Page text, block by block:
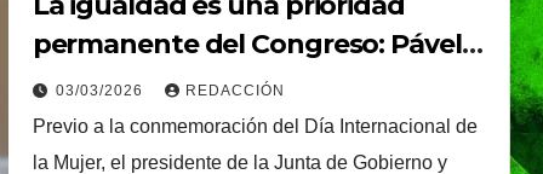
permanente del Congreso: Pável
Gaspar
03/03/2026 REDACCIÓN
Previo a la conmemoración del Día Internacional de
la Mujer, el presidente de la Junta de Gobierno y
plantarán 6.6
millones de árboles
plantas